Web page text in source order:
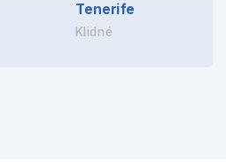
Tenerife
Klidné